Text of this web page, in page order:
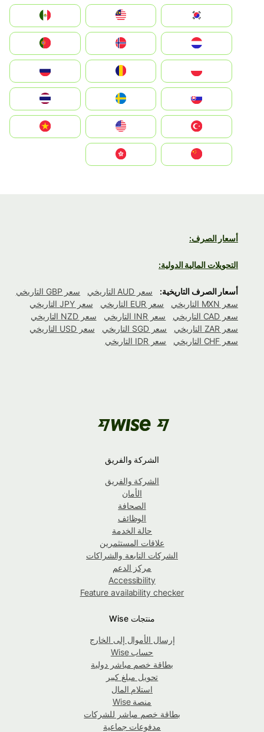
South Korea
Nederland
Portugal
România
Slovensko
United States
Vietnam
أسعار الصرف:
التحويلات المالية الدولية:
أسعار الصرف التاريخية: سعر AUD التاريخي
سعر GBP التاريخي
سعر MXN التاريخي
سعر EUR التاريخي
سعر JPY التاريخي
سعر CAD التاريخي
سعر INR التاريخي
سعر NZD التاريخي
سعر ZAR التاريخي
سعر SGD التاريخي
سعر USD التاريخي
سعر CHF التاريخي
سعر IDR التاريخي
الشركة والفريق
الشركة والفريق
الأمان
الصحافة
الوظائف
حالة الخدمة
علاقات المستثمرين
الشركات التابعة والشراكات
مركز الدعم
Accessibility
Feature availability checker
منتجات Wise
إرسال الأموال إلى الخارج
حساب Wise
بطاقة خصم مباشر دولية
تحويل مبلغ كبير
استلام المال
منصة Wise
بطاقة خصم مباشر للشركات
مدفوعات جماعية